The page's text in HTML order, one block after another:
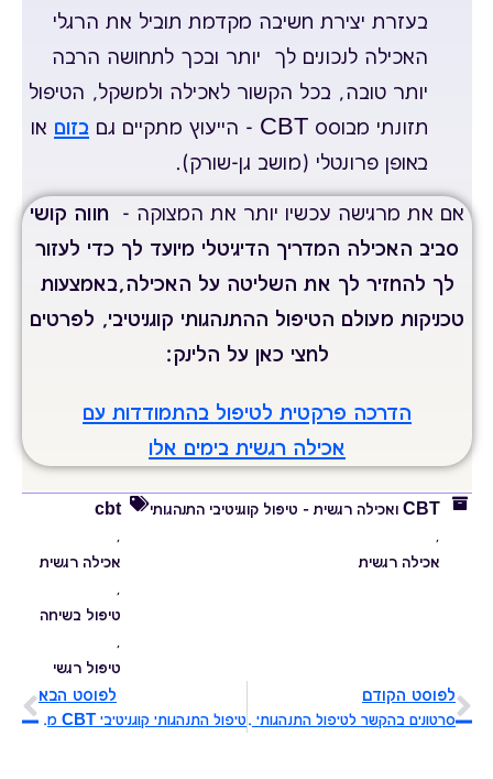
בעזרת יצירת חשיבה מקדמת תוביל את הרגלי
האכילה לנכונים לך יותר ובכך לתחושה הרבה
יותר טובה, בכל הקשור לאכילה ולמשקל, הטיפול
תזונתי מבוסס CBT - הייעוץ מתקיים גם
בזום או
באופן פרונטלי (מושב גן-שורק).
אם את מרגישה עכשיו יותר את המצוקה -
חווה קושי
סביב האכילה המדריך הדיגיטלי מיועד לך כדי לעזור
לך להחזיר לך את השליטה על האכילה,באמצעות
טכניקות מעולם הטיפול ההתנהגותי קוגניטיבי, לפרטים
לחצי כאן על הלינק:
הדרכה פרקטית לטיפול בהתמודדות עם
אכילה רגשית בימים אלו
CBT ואכילה רגשית – טיפול קוגניטיבי התנהגותי
,
אכילה רגשית
cbt
,
אכילה רגשית
,
טיפול בשיחה
,
טיפול רגשי
לפוסט הקודם
סרטונים בהקשר לטיפול התנהגותי קוגניטיבי/ACT
לפוסט הבא
טיפול התנהגותי קוגניטיבי CBT מה זה אומר?